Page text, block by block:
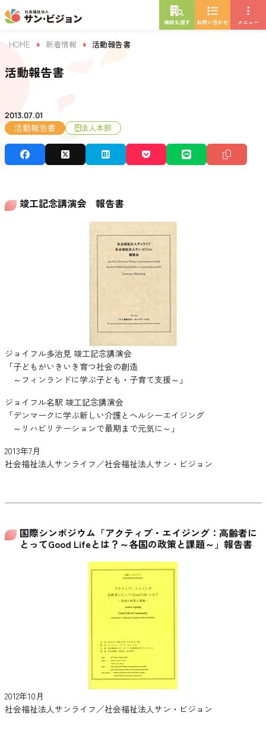
施設を探す お問い合わせ メニュー
HOME 新着情報 活動報告書
活動報告書
2013.07.01
活動報告書 法人本部
竣工記念講演会 報告書
ジョイフル多治見 竣工記念講演会
「子どもがいきいき育つ社会の創造
～フィンランドに学ぶ子ども・子育て支援～」
ジョイフル名駅 竣工記念講演会
「デンマークに学ぶ新しい介護とヘルシーエイジング
～リハビリテーションで最期まで元気に～」
2013年7月
社会福祉法人サンライフ／社会福祉法人サン・ビジョン
国際シンポジウム「アクティブ・エイジング：高齢者に
とってGood Lifeとは？～各国の政策と課題～」報告書
2012年10月
社会福祉法人サンライフ／社会福祉法人サン・ビジョン